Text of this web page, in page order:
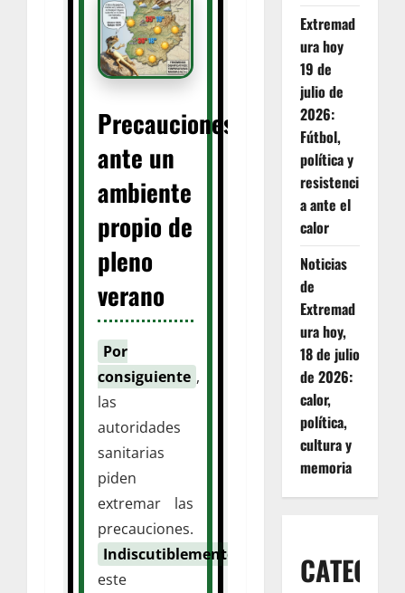
Precauciones
ante un
ambiente
propio de
pleno
verano
Por
consiguiente ,
las
autoridades
sanitarias
piden
extremar las
precauciones.
Indiscutiblemente
este
Extremad
ura hoy
19 de
julio de
2026:
Fútbol,
política y
resistenci
a ante el
calor
Noticias
de
Extremad
ura hoy,
18 de julio
de 2026:
calor,
política,
cultura y
memoria